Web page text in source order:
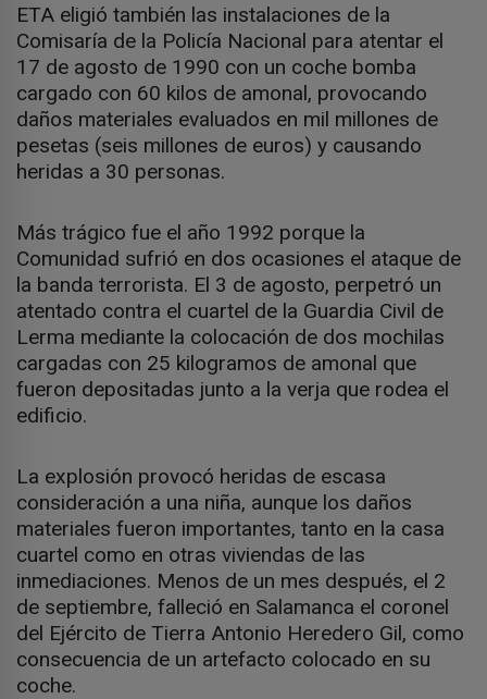
ETA eligió también las instalaciones de la
Comisaría de la Policía Nacional para atentar el
17 de agosto de 1990 con un coche bomba
cargado con 60 kilos de amonal, provocando
daños materiales evaluados en mil millones de
pesetas (seis millones de euros) y causando
heridas a 30 personas.
Más trágico fue el año 1992 porque la
Comunidad sufrió en dos ocasiones el ataque de
la banda terrorista. El 3 de agosto, perpetró un
atentado contra el cuartel de la Guardia Civil de
Lerma mediante la colocación de dos mochilas
cargadas con 25 kilogramos de amonal que
fueron depositadas junto a la verja que rodea el
edificio.
La explosión provocó heridas de escasa
consideración a una niña, aunque los daños
materiales fueron importantes, tanto en la casa
cuartel como en otras viviendas de las
inmediaciones. Menos de un mes después, el 2
de septiembre, falleció en Salamanca el coronel
del Ejército de Tierra Antonio Heredero Gil, como
consecuencia de un artefacto colocado en su
coche.